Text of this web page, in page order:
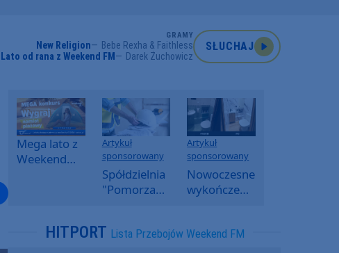
GRAMY
New Religion
Bebe Rexha & Faithless
Lato od rana z Weekend FM
Darek Żuchowicz
SŁUCHAJ
Mega lato z
Weekend
Artykuł
sponsorowany
Spółdzielnia
"Pomorzanka"
informuje o
Artykuł
sponsorowany
Nowoczesne
wykończenia
SPC, WPC i
HITPORT Lista Przebojów Weekend FM